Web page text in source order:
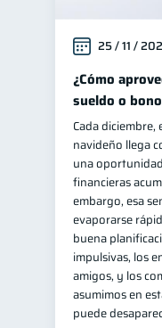
25 / 11 /
¿Cómo
sueldo o
Cada
navideño llega
una
financieras
embargo, esa
evaporarse
buena
impulsivas, los
amigos, y los
asumimos en
puede